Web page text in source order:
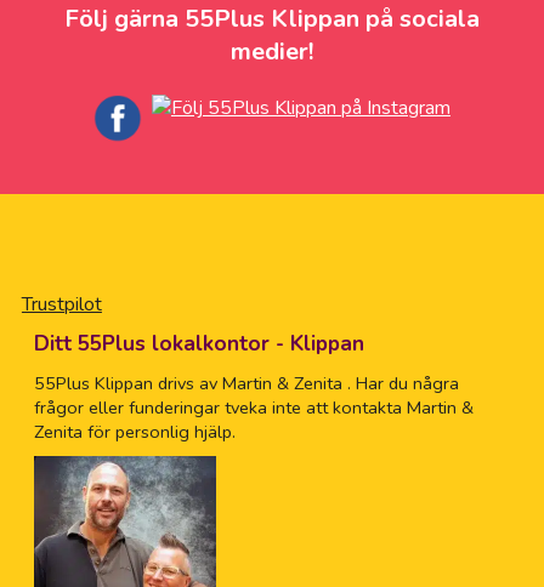
Följ gärna 55Plus Klippan på sociala
medier!
Trustpilot
Ditt 55Plus lokalkontor - Klippan
55Plus Klippan drivs av Martin & Zenita . Har du några
frågor eller funderingar tveka inte att kontakta Martin &
Zenita för personlig hjälp.